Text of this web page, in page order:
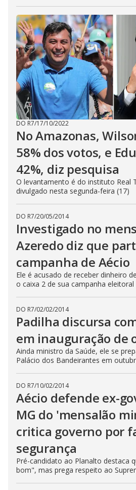
DO R7/17/10/2022
No Amazonas,
58% dos votos, e
42%, diz pesquisa
O levantamento é do instituto Real
divulgado nesta segunda-feira (17)
DO R7/20/05/2014
Investigado no
Azeredo diz que
campanha de Aécio
Ele é acusado de receber dinheiro
o caixa 2 de sua campanha eleitoral
DO R7/02/02/2014
Padilha discursa
em inauguração de
Ainda ministro da Saúde, ele se
Palácio dos Bandeirantes em
DO R7/10/02/2014
Aécio defende ex-
MG do 'mensalão
critica governo por
segurança
Pré-candidato ao Planalto destaca
bom", mas prega respeito ao